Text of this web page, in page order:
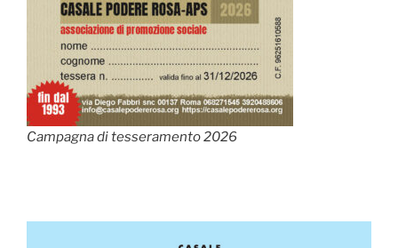
Campagna di tesseramento 2026